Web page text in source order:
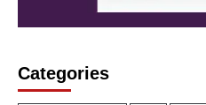
Categories